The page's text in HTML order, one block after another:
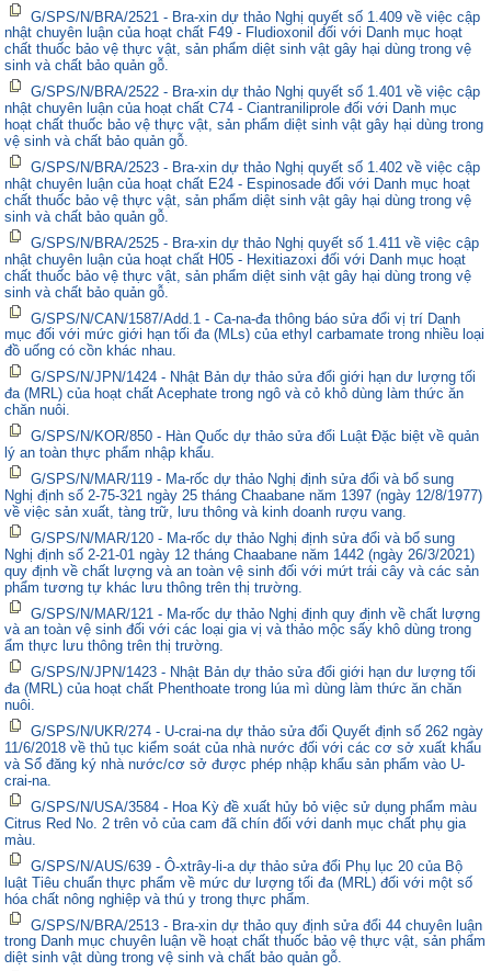
G/SPS/N/BRA/2521 - Bra-xin dự thảo Nghị quyết số 1.409 về việc cập
nhật chuyên luận của hoạt chất F49 - Fludioxonil đối với Danh mục hoạt
chất thuốc bảo vệ thực vật, sản phẩm diệt sinh vật gây hại dùng trong vệ
sinh và chất bảo quản gỗ.
G/SPS/N/BRA/2522 - Bra-xin dự thảo Nghị quyết số 1.401 về việc cập
nhật chuyên luận của hoạt chất C74 - Ciantraniliprole đối với Danh mục
hoạt chất thuốc bảo vệ thực vật, sản phẩm diệt sinh vật gây hại dùng trong
vệ sinh và chất bảo quản gỗ.
G/SPS/N/BRA/2523 - Bra-xin dự thảo Nghị quyết số 1.402 về việc cập
nhật chuyên luận của hoạt chất E24 - Espinosade đối với Danh mục hoạt
chất thuốc bảo vệ thực vật, sản phẩm diệt sinh vật gây hại dùng trong vệ
sinh và chất bảo quản gỗ.
G/SPS/N/BRA/2525 - Bra-xin dự thảo Nghị quyết số 1.411 về việc cập
nhật chuyên luận của hoạt chất H05 - Hexitiazoxi đối với Danh mục hoạt
chất thuốc bảo vệ thực vật, sản phẩm diệt sinh vật gây hại dùng trong vệ
sinh và chất bảo quản gỗ.
G/SPS/N/CAN/1587/Add.1 - Ca-na-đa thông báo sửa đổi vị trí Danh
mục đối với mức giới hạn tối đa (MLs) của ethyl carbamate trong nhiều loại
đồ uống có cồn khác nhau.
G/SPS/N/JPN/1424 - Nhật Bản dự thảo sửa đổi giới hạn dư lượng tối
đa (MRL) của hoạt chất Acephate trong ngô và cỏ khô dùng làm thức ăn
chăn nuôi.
G/SPS/N/KOR/850 - Hàn Quốc dự thảo sửa đổi Luật Đặc biệt về quản
lý an toàn thực phẩm nhập khẩu.
G/SPS/N/MAR/119 - Ma-rốc dự thảo Nghị định sửa đổi và bổ sung
Nghị định số 2-75-321 ngày 25 tháng Chaabane năm 1397 (ngày 12/8/1977)
về việc sản xuất, tàng trữ, lưu thông và kinh doanh rượu vang.
G/SPS/N/MAR/120 - Ma-rốc dự thảo Nghị định sửa đổi và bổ sung
Nghị định số 2-21-01 ngày 12 tháng Chaabane năm 1442 (ngày 26/3/2021)
quy định về chất lượng và an toàn vệ sinh đối với mứt trái cây và các sản
phẩm tương tự khác lưu thông trên thị trường.
G/SPS/N/MAR/121 - Ma-rốc dự thảo Nghị định quy định về chất lượng
và an toàn vệ sinh đối với các loại gia vị và thảo mộc sấy khô dùng trong
ẩm thực lưu thông trên thị trường.
G/SPS/N/JPN/1423 - Nhật Bản dự thảo sửa đổi giới hạn dư lượng tối
đa (MRL) của hoạt chất Phenthoate trong lúa mì dùng làm thức ăn chăn
nuôi.
G/SPS/N/UKR/274 - U-crai-na dự thảo sửa đổi Quyết định số 262 ngày
11/6/2018 về thủ tục kiểm soát của nhà nước đối với các cơ sở xuất khẩu
và Sổ đăng ký nhà nước/cơ sở được phép nhập khẩu sản phẩm vào U-
crai-na.
G/SPS/N/USA/3584 - Hoa Kỳ đề xuất hủy bỏ việc sử dụng phẩm màu
Citrus Red No. 2 trên vỏ của cam đã chín đối với danh mục chất phụ gia
màu.
G/SPS/N/AUS/639 - Ô-xtrây-li-a dự thảo sửa đổi Phụ lục 20 của Bộ
luật Tiêu chuẩn thực phẩm về mức dư lượng tối đa (MRL) đối với một số
hóa chất nông nghiệp và thú y trong thực phẩm.
G/SPS/N/BRA/2513 - Bra-xin dự thảo quy định sửa đổi 44 chuyên luận
trong Danh mục chuyên luận về hoạt chất thuốc bảo vệ thực vật, sản phẩm
diệt sinh vật dùng trong vệ sinh và chất bảo quản gỗ.